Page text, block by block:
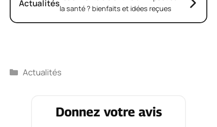
Actualitésla santé ? bienfaits et idées reçues
Catégories
Actualités
Donnez votre avis